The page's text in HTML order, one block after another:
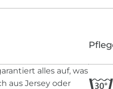
alles auf, was
aus Jersey oder